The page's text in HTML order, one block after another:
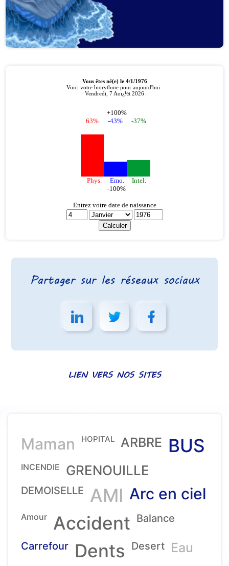
Partager sur les réseaux sociaux
LIEN VERS NOS SITES
Maman HOPITAL ARBRE BUS
INCENDIE GRENOUILLE
DEMOISELLE AMI Arc en ciel
Amour Accident Balance
Carrefour Dents Desert Eau